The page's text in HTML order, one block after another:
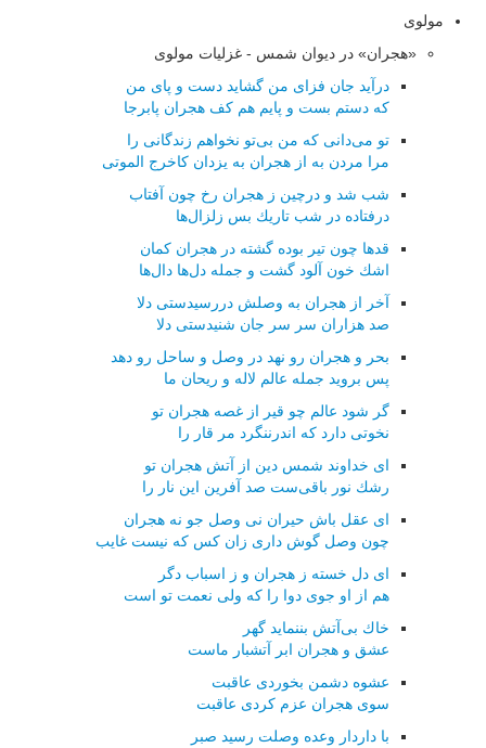
مولوی
«هجران» در دیوان شمس - غزلیات مولوی
درآید جان فزای من گشاید دست و پای من
كه دستم بست و پایم هم كف هجران پابرجا
تو می‌دانی كه من بی‌تو نخواهم زندگانی را
مرا مردن به از هجران به یزدان كاخرج الموتی
شب شد و درچین ز هجران رخ چون آفتاب
درفتاده در شب تاریك بس زلزال‌ها
قدها چون تیر بوده گشته در هجران كمان
اشك خون آلود گشت و جمله دل‌ها دال‌ها
آخر از هجران به وصلش دررسیدستی دلا
صد هزاران سر سر جان شنیدستی دلا
بحر و هجران رو نهد در وصل و ساحل رو دهد
پس بروید جمله عالم لاله و ریحان ما
گر شود عالم چو قیر از غصه هجران تو
نخوتی دارد كه اندرننگرد مر قار را
ای خداوند شمس دین از آتش هجران تو
رشك نور باقی‌ست صد آفرین این نار را
ای عقل باش حیران نی وصل جو نه هجران
چون وصل گوش داری زان كس كه نیست غایب
ای دل خسته ز هجران و ز اسباب دگر
هم از او جوی دوا را كه ولی نعمت تو است
خاك بی‌آتش بننماید گهر
عشق و هجران ابر آتشبار ماست
عشوه دشمن بخوردی عاقبت
سوی هجران عزم كردی عاقبت
با داردار وعده وصلت رسید صبر